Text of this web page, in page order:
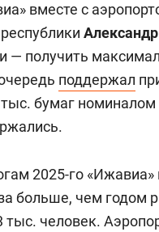
вместе с
— получить
поддержал
бумаг номиналом
2025-го
больше, чем годом
тыс. человек.